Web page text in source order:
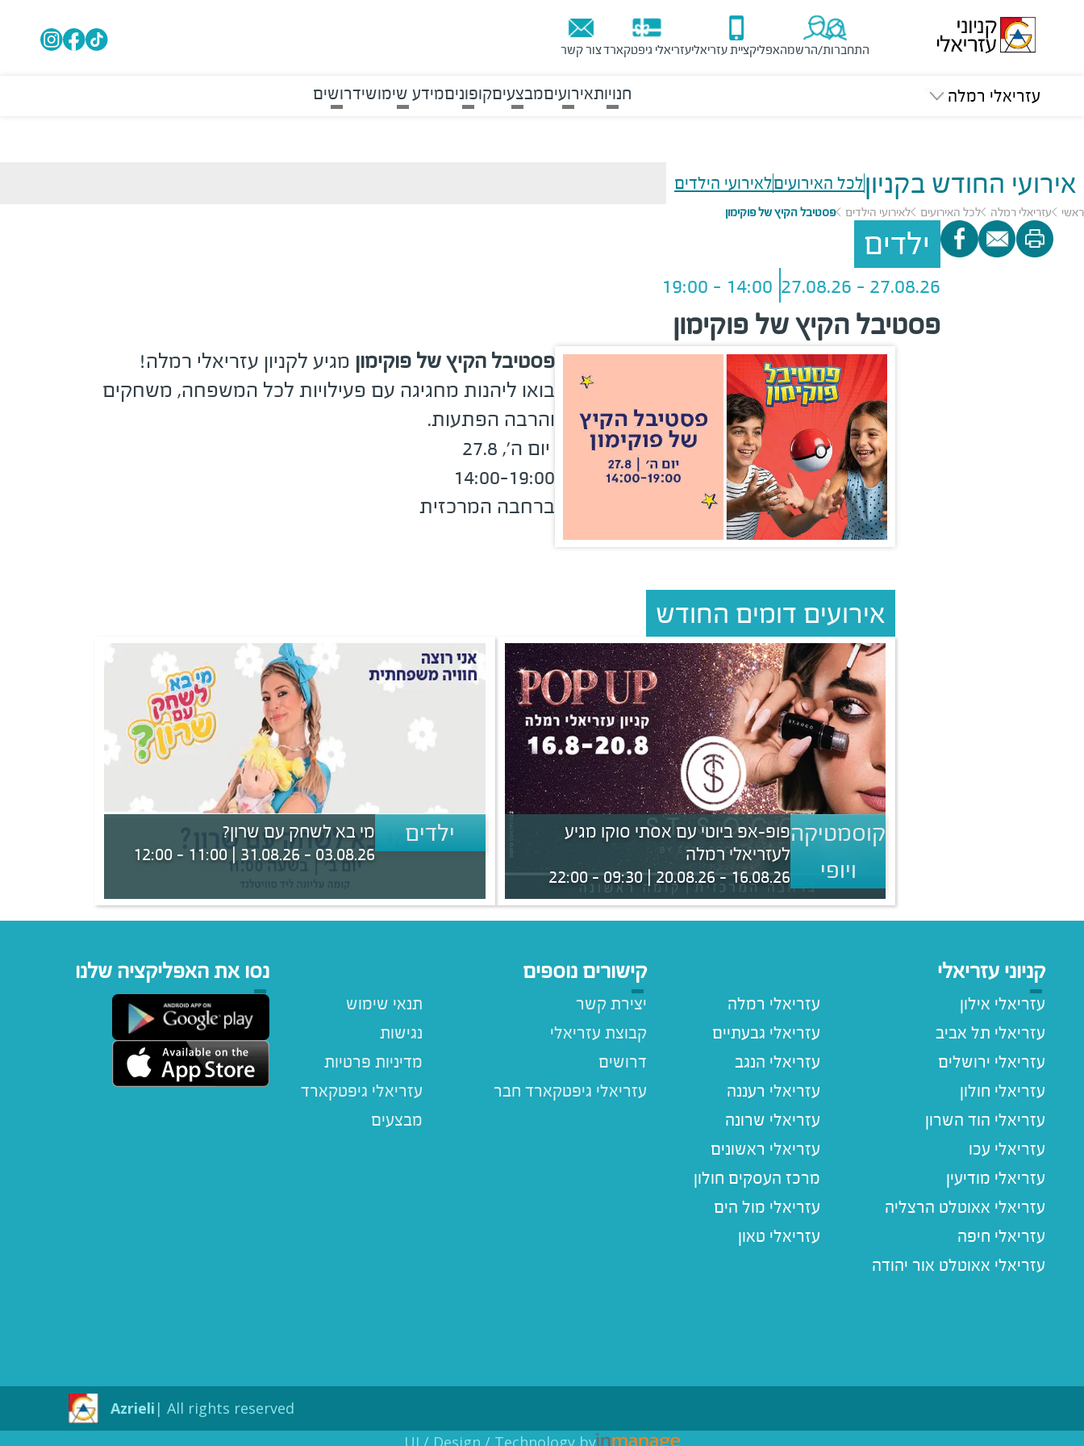
התחברות/הרשמהאפליקציית עזריאליעזריאלי גיפטקארדצור קשר
עזריאלי רמלה חנויותאירועיםמבצעיםקופוניםמידע שימושידרושים
אירועי החודש בקניוןלכל האירועיםלאירועי הילדים
ראשי עזריאלי רמלה לכל האירועים לאירועי הילדים פסטיבל הקיץ של פוקימון
ילדים
פסטיבל הקיץ של פוקימון
27.08.26 - 27.08.26
14:00 - 19:00
פסטיבל הקיץ של פוקימון מגיע לקניון עזריאלי רמלה!
בואו ליהנות מחגיגה עם פעילויות לכל המשפחה, משחקים
והרבה הפתעות.
יום ה', 27.8
14:00–19:00
ברחבה המרכזית
אירועים דומים החודש
קוסמטיקה
ויופי
פופ-אפ ביוטי עם אסתי סוקו מגיע
לעזריאלי רמלה
16.08.26 - 20.08.26 | 09:30 - 22:00
ילדים
מי בא לשחק עם שרון?
03.08.26 - 31.08.26 | 11:00 - 12:00
קניוני עזריאלי
עזריאלי אילון
עזריאלי תל אביב
עזריאלי ירושלים
עזריאלי חולון
עזריאלי הוד השרון
עזריאלי עכו
עזריאלי מודיעין
עזריאלי אאוטלט הרצליה
עזריאלי חיפה
עזריאלי אאוטלט אור יהודה
עזריאלי רמלה
עזריאלי גבעתיים
עזריאלי הנגב
עזריאלי רעננה
עזריאלי שרונה
עזריאלי ראשונים
מרכז העסקים חולון
עזריאלי מול הים
עזריאלי טאון
קישורים נוספים
תנאי שימוש
נגישות
מדיניות פרטיות
עזריאלי גיפטקארד
מבצעים
יצירת קשר
קבוצת עזריאלי
דרושים
נסו את האפליקציה שלנו
All rights reserved |
Azrieli